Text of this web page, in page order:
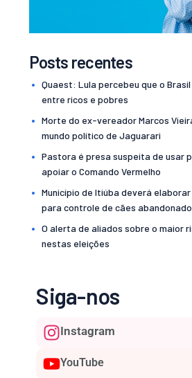
Posts recentes
Quaest: Lula percebeu que o
entre ricos e pobres
Morte do ex-vereador Marcos
mundo político de Jaguarari
Pastora é presa suspeita de usar
apoiar o Comando Vermelho
Município de Itiúba deverá
para controle de cães
O alerta de aliados sobre o maior
nestas eleições
Siga-nos
Instagram
YouTube